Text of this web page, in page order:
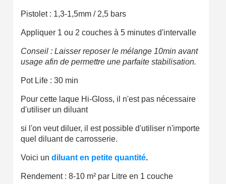
Pistolet : 1,3-1,5mm / 2,5 bars
Appliquer 1 ou 2 couches à 5 minutes d'intervalle
Conseil : Laisser reposer le mélange 10min avant
usage afin de permettre une parfaite stabilisation.
Pot Life : 30 min
Pour cette laque Hi-Gloss, il n'est pas nécessaire
d'utiliser un diluant
si l'on veut diluer, il est possible d'utiliser n'importe
quel diluant de carrosserie.
Voici un diluant en petite quantité.
Rendement : 8-10 m² par Litre en 1 couche